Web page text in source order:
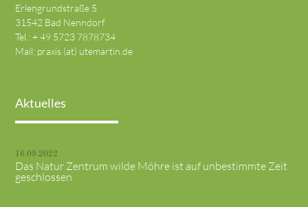
Erlengrundstraße 5
31542 Bad Nenndorf
Tel.: + 49 5723 7878734
Mail: praxis (at) utemartin.de
Aktuelles
16.09.2022
Das Natur Zentrum wilde Möhre ist auf unbestimmte Zeit
geschlossen